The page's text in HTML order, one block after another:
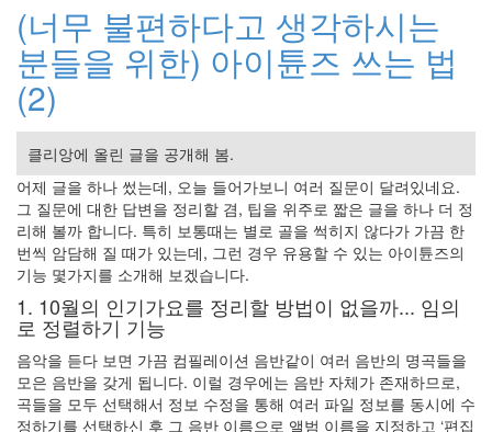
(너무 불편하다고 생각하시는
분들을 위한) 아이튠즈 쓰는 법
(2)
클리앙에 올린 글을 공개해 봄.
어제 글을 하나 썼는데, 오늘 들어가보니 여러 질문이 달려있네요.
그 질문에 대한 답변을 정리할 겸, 팁을 위주로 짧은 글을 하나 더 정
리해 볼까 합니다. 특히 보통때는 별로 골을 썩히지 않다가 가끔 한
번씩 암담해 질 때가 있는데, 그런 경우 유용할 수 있는 아이튠즈의
기능 몇가지를 소개해 보겠습니다.
1. 10월의 인기가요를 정리할 방법이 없을까... 임의
로 정렬하기 기능
음악을 듣다 보면 가끔 컴필레이션 음반같이 여러 음반의 명곡들을
모은 음반을 갖게 됩니다. 이럴 경우에는 음반 자체가 존재하므로,
곡들을 모두 선택해서 정보 수정을 통해 여러 파일 정보를 동시에 수
정하기를 선택하신 후 그 음반 이름으로 앨범 이름을 지정하고 ‘편집
clear
미
디
어
계,
변
화,
슬
로
우
뉴
스
기
술,
세
상,
속
도,
관